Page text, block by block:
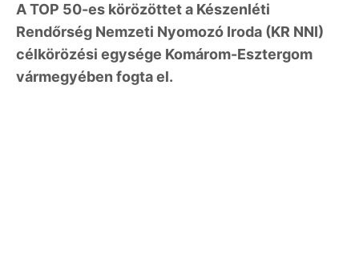
A TOP 50-es körözöttet a Készenléti
Rendőrség Nemzeti Nyomozó Iroda (KR NNI)
célkörözési egysége Komárom-Esztergom
vármegyében fogta el.